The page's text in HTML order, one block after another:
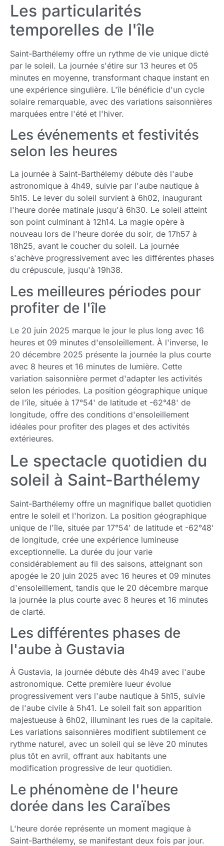
Les particularités
temporelles de l'île
Saint-Barthélemy offre un rythme de vie unique dicté
par le soleil. La journée s'étire sur 13 heures et 05
minutes en moyenne, transformant chaque instant en
une expérience singulière. L'île bénéficie d'un cycle
solaire remarquable, avec des variations saisonnières
marquées entre l'été et l'hiver.
Les événements et festivités
selon les heures
La journée à Saint-Barthélemy débute dès l'aube
astronomique à 4h49, suivie par l'aube nautique à
5h15. Le lever du soleil survient à 6h02, inaugurant
l'heure dorée matinale jusqu'à 6h30. Le soleil atteint
son point culminant à 12h14. La magie opère à
nouveau lors de l'heure dorée du soir, de 17h57 à
18h25, avant le coucher du soleil. La journée
s'achève progressivement avec les différentes phases
du crépuscule, jusqu'à 19h38.
Les meilleures périodes pour
profiter de l'île
Le 20 juin 2025 marque le jour le plus long avec 16
heures et 09 minutes d'ensoleillement. À l'inverse, le
20 décembre 2025 présente la journée la plus courte
avec 8 heures et 16 minutes de lumière. Cette
variation saisonnière permet d'adapter les activités
selon les périodes. La position géographique unique
de l'île, située à 17°54' de latitude et -62°48' de
longitude, offre des conditions d'ensoleillement
idéales pour profiter des plages et des activités
extérieures.
Le spectacle quotidien du
soleil à Saint-Barthélemy
Saint-Barthélemy offre un magnifique ballet quotidien
entre le soleil et l'horizon. La position géographique
unique de l'île, située par 17°54' de latitude et -62°48'
de longitude, crée une expérience lumineuse
exceptionnelle. La durée du jour varie
considérablement au fil des saisons, atteignant son
apogée le 20 juin 2025 avec 16 heures et 09 minutes
d'ensoleillement, tandis que le 20 décembre marque
la journée la plus courte avec 8 heures et 16 minutes
de clarté.
Les différentes phases de
l'aube à Gustavia
À Gustavia, la journée débute dès 4h49 avec l'aube
astronomique. Cette première lueur évolue
progressivement vers l'aube nautique à 5h15, suivie
de l'aube civile à 5h41. Le soleil fait son apparition
majestueuse à 6h02, illuminant les rues de la capitale.
Les variations saisonnières modifient subtilement ce
rythme naturel, avec un soleil qui se lève 20 minutes
plus tôt en avril, offrant aux habitants une
modification progressive de leur quotidien.
Le phénomène de l'heure
dorée dans les Caraïbes
L'heure dorée représente un moment magique à
Saint-Barthélemy, se manifestant deux fois par jour.